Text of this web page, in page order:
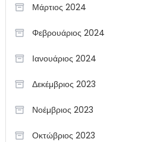
Μάρτιος 2024
Φεβρουάριος 2024
Ιανουάριος 2024
Δεκέμβριος 2023
Νοέμβριος 2023
Οκτώβριος 2023